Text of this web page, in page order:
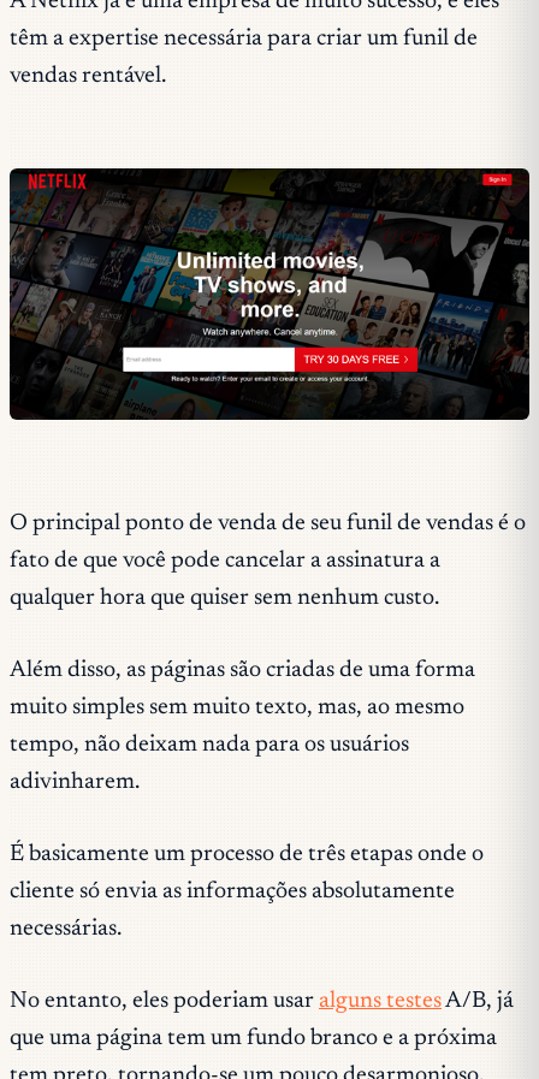
têm a expertise necessária para criar um funil de
vendas rentável.
O principal ponto de venda de seu funil de vendas é o
fato de que você pode cancelar a assinatura a
qualquer hora que quiser sem nenhum custo.
Além disso, as páginas são criadas de uma forma
muito simples sem muito texto, mas, ao mesmo
tempo, não deixam nada para os usuários
adivinharem.
É basicamente um processo de três etapas onde o
cliente só envia as informações absolutamente
necessárias.
No entanto, eles poderiam usar alguns testesA/B, já
que uma página tem um fundo branco e a próxima